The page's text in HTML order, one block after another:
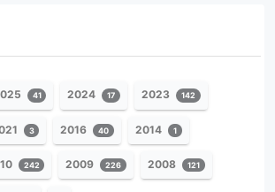
41 2024 17 2023 142
3 2016 40 2014 1
242 2009 226 2008 121